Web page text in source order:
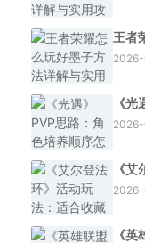
王者
《
《
《